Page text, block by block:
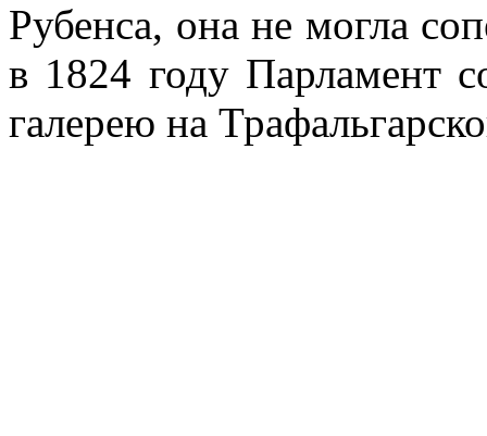
Рубенса, она не могла
в 1824 году Парламент
галерею на